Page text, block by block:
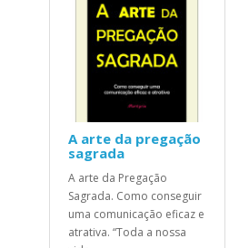
A arte da pregação
sagrada
A arte da Pregação
Sagrada. Como conseguir
uma comunicação eficaz e
atrativa. “Toda a nossa